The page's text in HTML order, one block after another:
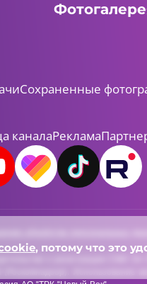
Сохраненные
каналаРеклама
о регистрации СМИ
Использование
, потому что это